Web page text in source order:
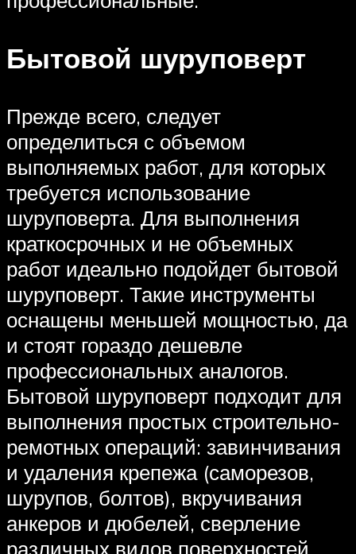
Бытовой шуруповерт
Прежде всего, следует
определиться с объемом
выполняемых работ, для которых
требуется использование
шуруповерта. Для выполнения
краткосрочных и не объемных
работ идеально подойдет бытовой
шуруповерт. Такие инструменты
оснащены меньшей мощностью, да
и стоят гораздо дешевле
профессиональных аналогов.
Бытовой шуруповерт подходит для
выполнения простых строительно-
ремотных операций: завинчивания
и удаления крепежа (саморезов,
шурупов, болтов), вкручивания
анкеров и дюбелей, сверление
различных видов поверхностей